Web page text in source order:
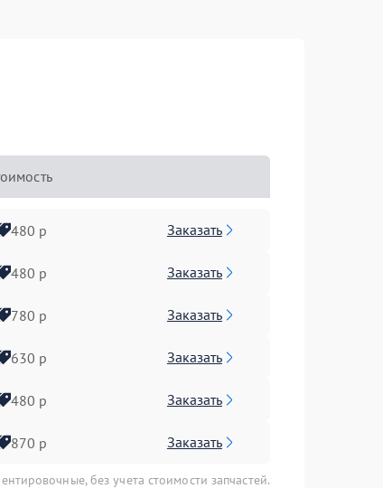
480 р Заказать
480 р Заказать
780 р Заказать
630 р Заказать
480 р Заказать
870 р Заказать
без учета стоимости запчастей.